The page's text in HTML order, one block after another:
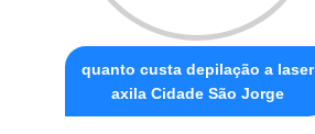
quanto custa depilação a laser
axila Cidade São Jorge